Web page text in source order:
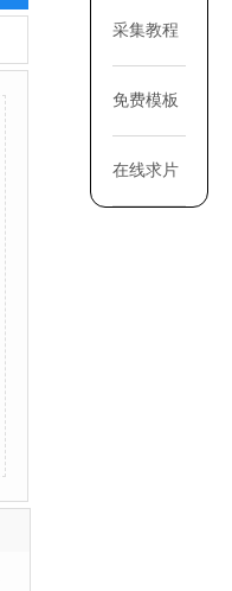
采集教程
免费模板
在线求片